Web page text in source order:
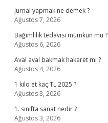
Jurnal yapmak ne demek ?
Ağustos 7, 2026
Bağımlılık tedavisi mümkün mü ?
Ağustos 6, 2026
Aval aval bakmak hakaret mi ?
Ağustos 4, 2026
1 kilo et kaç TL 2025 ?
Ağustos 3, 2026
1. sınıfta sanat nedir ?
Ağustos 3, 2026